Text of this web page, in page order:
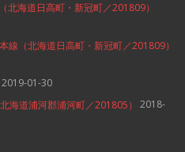
北海道日高町・新冠町／201809）
線（北海道日高町・新冠町／201809）
2019-01-30
海道浦河郡浦河町／201805） 2018-